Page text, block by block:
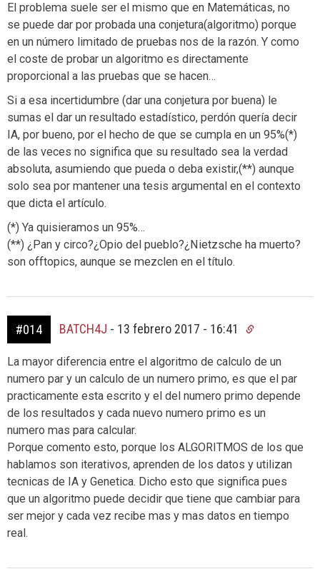
El problema suele ser el mismo que en Matemáticas, no
se puede dar por probada una conjetura(algoritmo) porque
en un número limitado de pruebas nos de la razón. Y como
el coste de probar un algoritmo es directamente
proporcional a las pruebas que se hacen…
Si a esa incertidumbre (dar una conjetura por buena) le
sumas el dar un resultado estadístico, perdón quería decir
IA, por bueno, por el hecho de que se cumpla en un 95%(*)
de las veces no significa que su resultado sea la verdad
absoluta, asumiendo que pueda o deba existir,(**) aunque
solo sea por mantener una tesis argumental en el contexto
que dicta el artículo.
(*) Ya quisieramos un 95%…
(**) ¿Pan y circo?¿Opio del pueblo?¿Nietzsche ha muerto?
son offtopics, aunque se mezclen en el título.
#014 BATCH4J - 13 febrero 2017 - 16:41
La mayor diferencia entre el algoritmo de calculo de un
numero par y un calculo de un numero primo, es que el par
practicamente esta escrito y el del numero primo depende
de los resultados y cada nuevo numero primo es un
numero mas para calcular.
Porque comento esto, porque los ALGORITMOS de los que
hablamos son iterativos, aprenden de los datos y utilizan
tecnicas de IA y Genetica. Dicho esto que significa pues
que un algoritmo puede decidir que tiene que cambiar para
ser mejor y cada vez recibe mas y mas datos en tiempo
real.